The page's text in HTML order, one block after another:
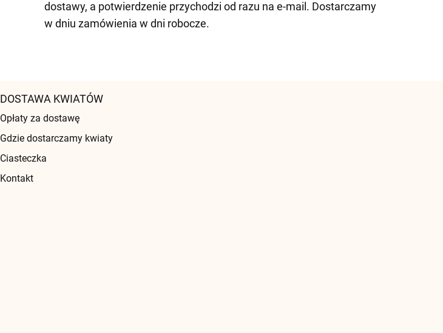
dostawy, a potwierdzenie przychodzi od razu na e-mail. Dostarczamy
w dniu zamówienia w dni robocze.
DOSTAWA KWIATÓW
Opłaty za dostawę
Gdzie dostarczamy kwiaty
Ciasteczka
Kontakt